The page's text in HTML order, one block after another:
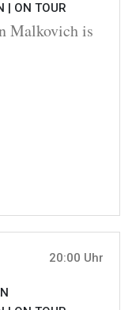
| ON TOUR
Malkovich is
20:00 Uhr